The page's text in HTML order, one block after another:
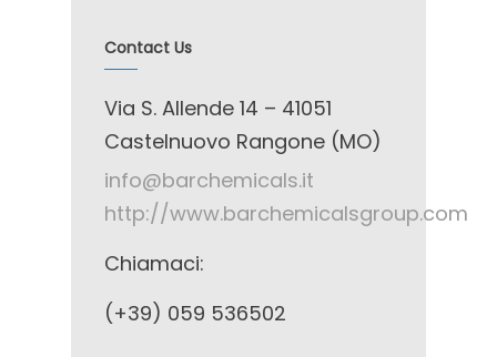
Contact Us
Via S. Allende 14 – 41051
Castelnuovo Rangone (MO)
info@barchemicals.it
http://www.barchemicalsgroup.com
Chiamaci:
(+39) 059 536502